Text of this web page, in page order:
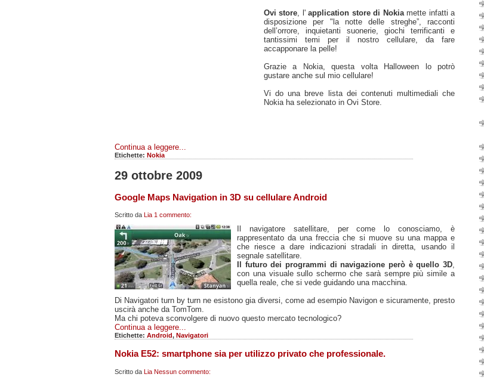
Ovi store , l'application store di Nokiamette infatti a
disposizione per "la notte delle streghe”, racconti
dell’orrore, inquietanti suonerie, giochi terrificanti e
tantissimi temi per il nostro cellulare, da fare
accapponare la pelle!
Grazie a Nokia, questa volta Halloween lo potrò
gustare anche sul mio cellulare!
Vi do una breve lista dei contenuti multimediali che
Nokia ha selezionato in Ovi Store.
Continua a leggere...
Etichette: Nokia
29 ottobre 2009
Google Maps Navigation in 3D su cellulare Android
Scritto da Lia 1 commento:
Il navigatore satellitare, per come lo conosciamo, è
rappresentato da una freccia che si muove su una mappa e
che riesce a dare indicazioni stradali in diretta, usando il
segnale satellitare.
Il futuro dei programmi di navigazione però è quello 3D,
con una visuale sullo schermo che sarà sempre più simile a
quella reale, che si vede guidando una macchina.
Di Navigatori turn by turn ne esistono gia diversi, come ad esempio Navigon e sicuramente, presto
uscirà anche da TomTom.
Ma chi poteva sconvolgere di nuovo questo mercato tecnologico?
Continua a leggere...
Etichette: Android, Navigatori
Nokia E52: smartphone sia per utilizzo privato che professionale.
Scritto da Lia Nessun commento: